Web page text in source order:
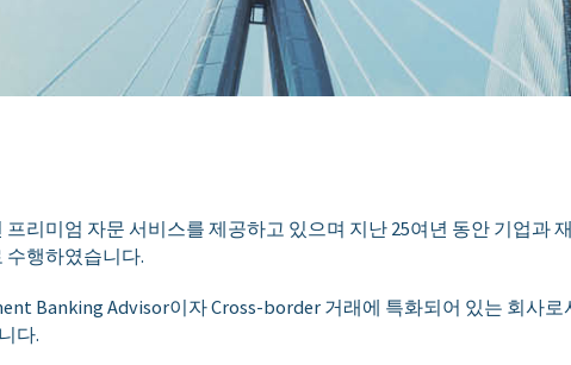
리미엄 자문 서비스를 제공하고 있으며 지난 25여년 동안 기업과
수행하였습니다.
Banking Advisor이자 Cross-border 거래에 특화되어 있는 회사
다.